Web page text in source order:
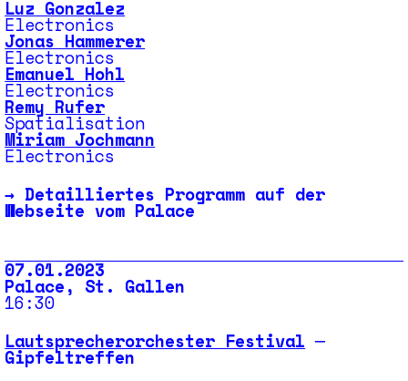
Luz Gonzalez
Electronics
Jonas Hammerer
Electronics
Emanuel Hohl
Electronics
Remy Rufer
Spatialisation
Miriam Jochmann
Electronics
→ Detailliertes Programm auf der
Webseite vom Palace
07.01.2023
Palace, St. Gallen
16:30
Lautsprecherorchester Festival ─
Gipfeltreffen